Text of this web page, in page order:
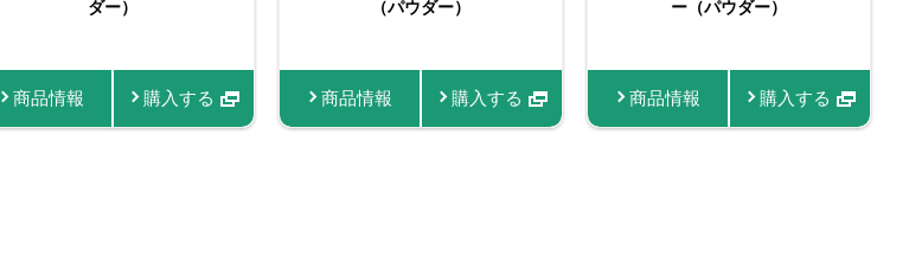
ック（パウダー） ファ
商品情報 購入する
メリック
商品情報
ーメリック（うこん）
商品情報 購入す
マサラ
商品情報 購入する
ムマサラ
商品情報
ラムマサラ
商品情報 購入する
ダー）
商品情報 購入する
ン（パウダー）
商品情報
袋入りシナモン（パウダ
商品情報 購入する
ー）
商品情報 購入する
（パウダー）
商品情報 購入する
ペッパー（パウダー）
商品情報 購入する
クペッパー
商品情報
ー（パウダー）
商品情報 購入する